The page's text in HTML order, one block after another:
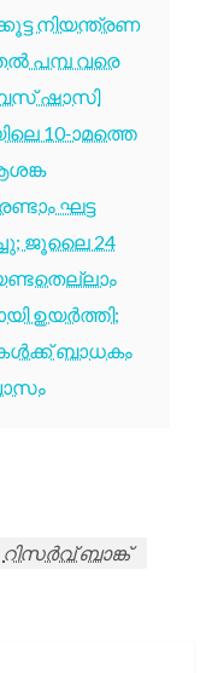
നിയന്ത്രണ
പമ്പ വരെ
ഷാസി
10-ാമത്തെ
ഘട്ട
ജൂലൈ 24
ഉയർത്തി;
ബാധകം
റിസർവ് ബാങ്ക്